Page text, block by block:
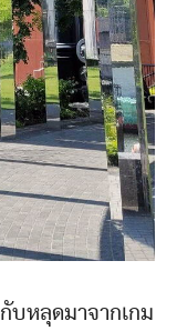
บหลุดมาจากเกม